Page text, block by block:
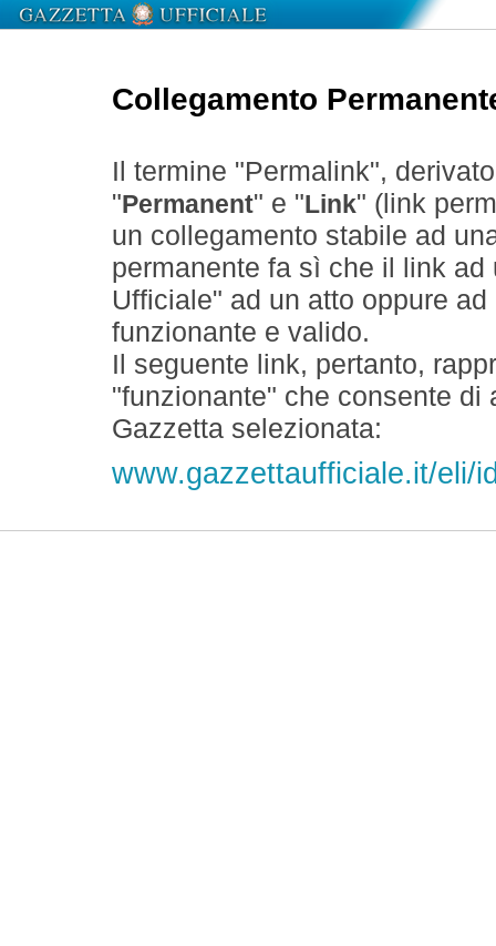
Collegamento
Il termine "Permalink",
" Permanent" e " Link" (link
un collegamento stabile ad
permanente fa sì che il link
Ufficiale" ad un atto oppure
funzionante e valido.
Il seguente link, pertanto,
"funzionante" che consente
Gazzetta selezionata:
www.gazzettaufficiale.it/eli/